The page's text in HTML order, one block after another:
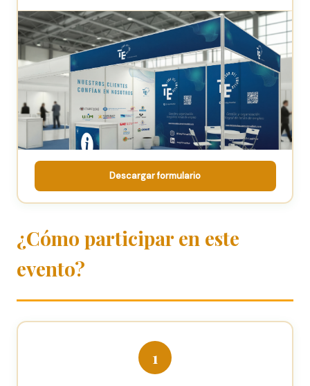
Descargar formulario
¿Cómo participar en este
evento?
1